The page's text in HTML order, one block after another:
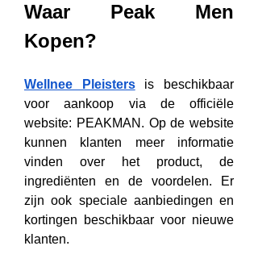
Waar Peak Men
Kopen?
Wellnee Pleisters is beschikbaar
voor aankoop via de officiële
website: PEAKMAN. Op de website
kunnen klanten meer informatie
vinden over het product, de
ingrediënten en de voordelen. Er
zijn ook speciale aanbiedingen en
kortingen beschikbaar voor nieuwe
klanten.